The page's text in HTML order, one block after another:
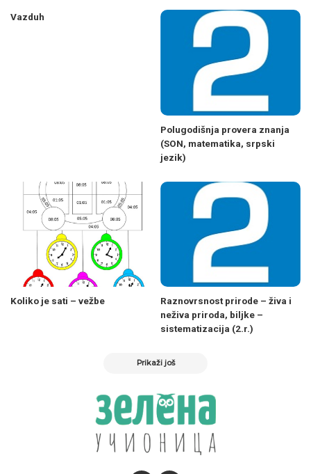
Vazduh
Polugodišnja provera znanja
(SON, matematika, srpski
jezik)
Koliko je sati – vežbe
Raznovrsnost prirode – živa i
neživa priroda, biljke –
sistematizacija (2.r.)
Prikaži još